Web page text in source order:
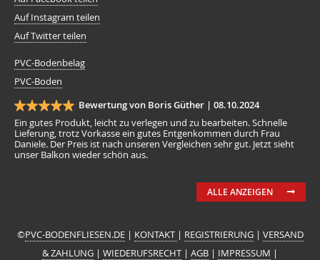
Auf Instagram teilen
Auf Twitter teilen
PVC-Bodenbelag
PVC-Boden
Bewertung von Boris Güther | 08.10.2024
Ein gutes Produkt, leicht zu verlegen und zu bearbeiten. Schnelle
Lieferung, trotz Vorkasse ein gutes Entgenkommen durch Frau
Daniele. Der Preis ist nach unseren Vergleichen sehr gut. Jetzt sieht
unser Balkon wieder schön aus.
ALLE ANZEIGEN
©PVC-BODENFLIESEN.DE| KONTAKT | REGISTRIERUNG| VERSAND
& ZAHLUNG | WIEDERUFSRECHT | AGB | IMPRESSUM |